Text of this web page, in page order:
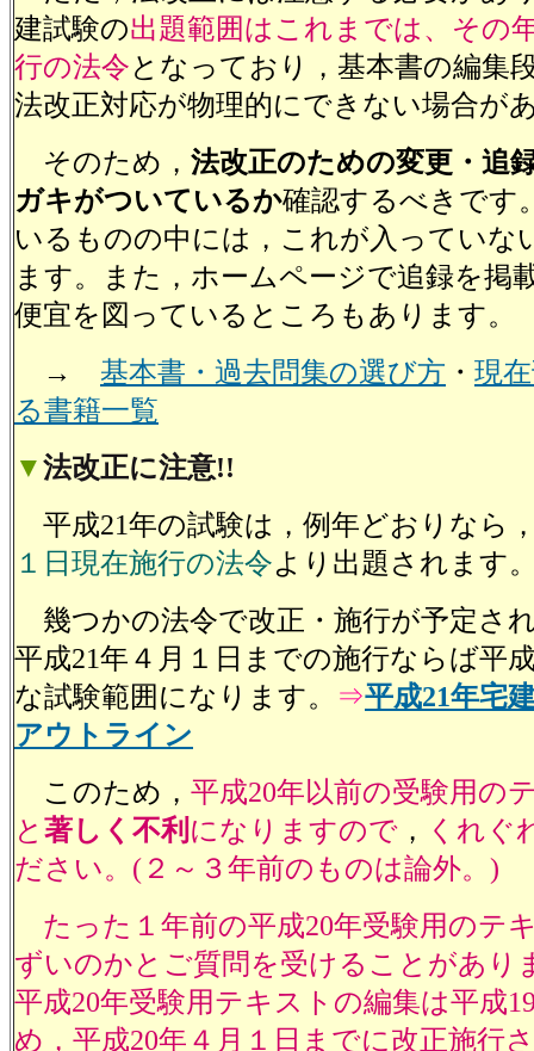
建試験の出題範囲はこれまでは、その
行の法令となっており，基本書の編集
法改正対応が物理的にできない場合が
そのため， 法改正のための変更・追
ガキがついているか確認するべきです
いるものの中には，これが入っていな
ます。また，ホームページで追録を掲
便宜を図っているところもあります。
→ 基本書・過去問集の選び方 ・ 現
る書籍一覧
▼法改正に注意!!
平成21年の試験は，例年どおりなら
１日現在施行の法令より出題されます
幾つかの法令で改正・施行が予定さ
平成21年４月１日までの施行ならば平
な試験範囲になります。
⇒平成21年宅
アウトライン
このため， 平成20年以前の受験用の
と 著しく不利 になりますので ，
くれぐ
ださい。(２～３年前のものは論外。)
たった１年前の平成20年受験用のテ
ずいのかとご質問を受けることがあり
平成20年受験用テキストの編集は平成
め，平成20年４月１日までに改正施行